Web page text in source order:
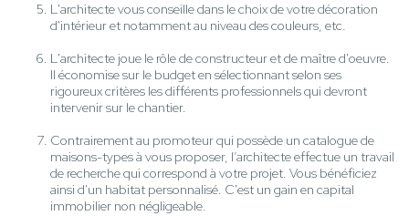
L'architecte vous conseille dans le choix de votre décoration
d'intérieur et notamment au niveau des couleurs, etc.
L'architecte joue le rôle de constructeur et de maître d'oeuvre.
Il économise sur le budget en sélectionnant selon ses
rigoureux critères les différents professionnels qui devront
intervenir sur le chantier.
Contrairement au promoteur qui possède un catalogue de
maisons-types à vous proposer, l’architecte effectue un travail
de recherche qui correspond à votre projet. Vous bénéficiez
ainsi d'un habitat personnalisé. C'est un gain en capital
immobilier non négligeable.